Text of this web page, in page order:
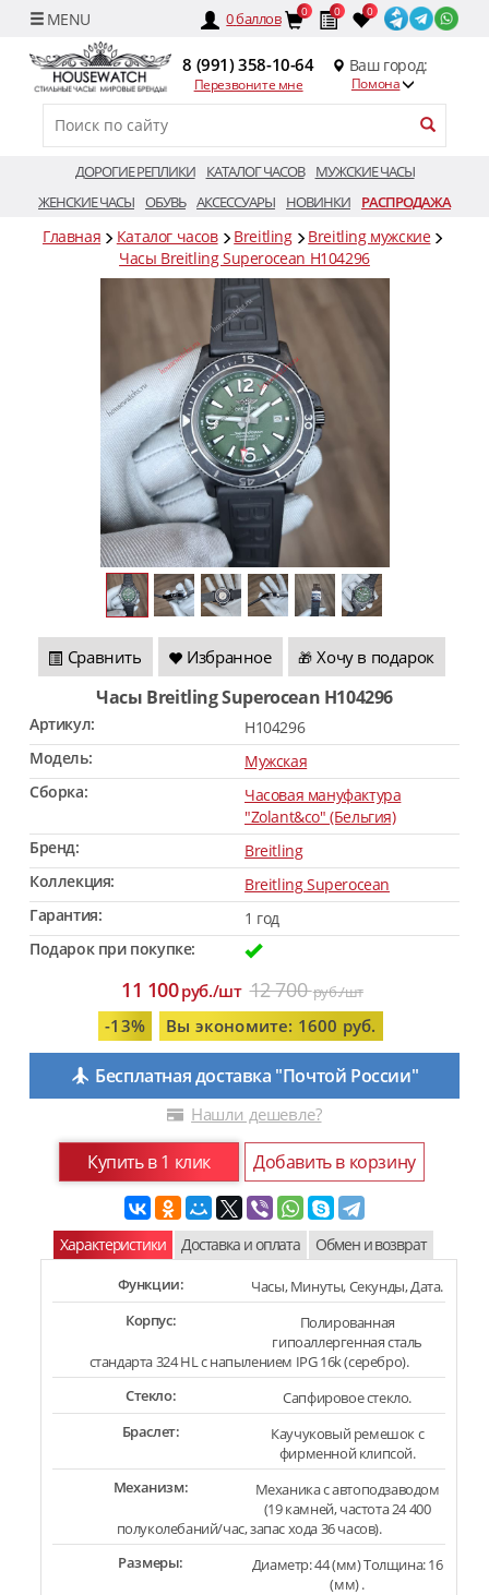
0баллов 0 0 0
8 (991) 358-10-64
Перезвоните мне
Ваш город:
Помона
ДОРОГИЕ РЕПЛИКИ КАТАЛОГ ЧАСОВ
МУЖСКИЕ ЧАСЫ
ЖЕНСКИЕ ЧАСЫ ОБУВЬ АКСЕССУАРЫ НОВИНКИ РАСПРОДАЖА
Главная Каталог часов Breitling
Breitling мужские
Часы Breitling Superocean H104296
Сравнить Избранное 🎁 Хочу в подарок
Часы Breitling Superocean H104296
Артикул:
H104296
Модель:
Мужская
Сборка:
Часовая мануфактура
"Zolant&co" (Бельгия)
Бренд:
Breitling
Коллекция:
Breitling Superocean
Гарантия:
1 год
Подарок при покупке:
11 100руб./шт 12 700руб./шт
-13% Вы экономите: 1600 руб.
Бесплатная доставка "Почтой России"
Нашли дешевле?
Купить в 1 клик Добавить в корзину
Характеристики Доставка и оплата Обмен и возврат
Функции:
Часы, Минуты, Секунды, Дата.
Корпус:
Полированная
гипоаллергенная сталь
стандарта 324 HL с напылением IPG 16k (серебро).
Стекло:
Сапфировое стекло.
Браслет:
Каучуковый ремешок с
фирменной клипсой.
Механизм:
Механика с автоподзаводом
(19 камней, частота 24 400
полуколебаний/час, запас хода 36 часов).
Размеры:
Диаметр: 44 (мм) Толщина: 16
(мм) .